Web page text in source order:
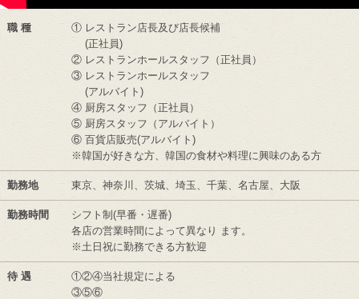
職 種
① レストラン店長及び店長候補
(正社員)
② レストランホールスタッフ（正社員）
③ レストランホールスタッフ
(アルバイト)
④ 厨房スタッフ（正社員）
⑤ 厨房スタッフ（アルバイト）
⑥ 百貨店販売(アルバイト)
※韓国が好きな方、韓国の食材や料理に興味のある方
勤務地 東京、神奈川、茨城、埼玉、千葉、名古屋、大阪
勤務時間
シフト制(早番・遅番)
各店の営業時間によって異なり ます。
※土日祝に勤務できる方歓迎
待 遇
①②④当社規定による
③⑤⑥